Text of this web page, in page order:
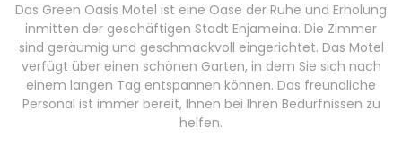
Das Green Oasis Motel ist eine Oase der Ruhe und Erholung
inmitten der geschäftigen Stadt Enjameina. Die Zimmer
sind geräumig und geschmackvoll eingerichtet. Das Motel
verfügt über einen schönen Garten, in dem Sie sich nach
einem langen Tag entspannen können. Das freundliche
Personal ist immer bereit, Ihnen bei Ihren Bedürfnissen zu
helfen.